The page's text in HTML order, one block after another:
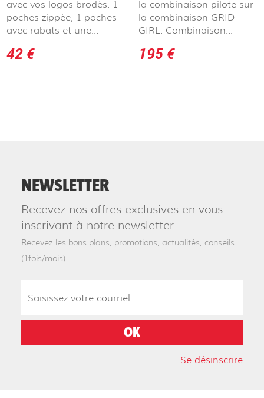
avec vos logos brodés. 1
poches zippée, 1 poches
avec rabats et une...
42 €
la combinaison pilote sur
la combinaison GRID
GIRL. Combinaison...
195 €
NEWSLETTER
Recevez nos offres exclusives en vous
inscrivant à notre newsletter
Recevez les bons plans, promotions, actualités, conseils...
(1fois/mois)
Se désinscrire